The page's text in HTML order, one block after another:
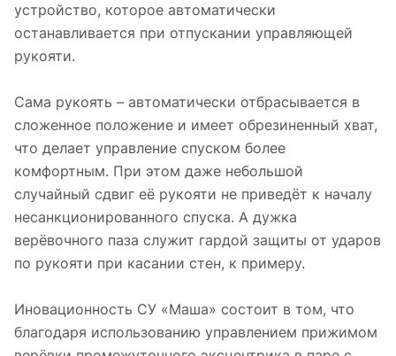
устройство, которое автоматически
останавливается при отпускании управляющей
рукояти.
Сама рукоять – автоматически отбрасывается в
сложенное положение и имеет обрезиненный хват,
что делает управление спуском более
комфортным. При этом даже небольшой
случайный сдвиг её рукояти не приведёт к началу
несанкционированного спуска. А дужка
верёвочного паза служит гардой защиты от ударов
по рукояти при касании стен, к примеру.
Иновационность СУ «Маша» состоит в том, что
благодаря использованию управлением прижимом